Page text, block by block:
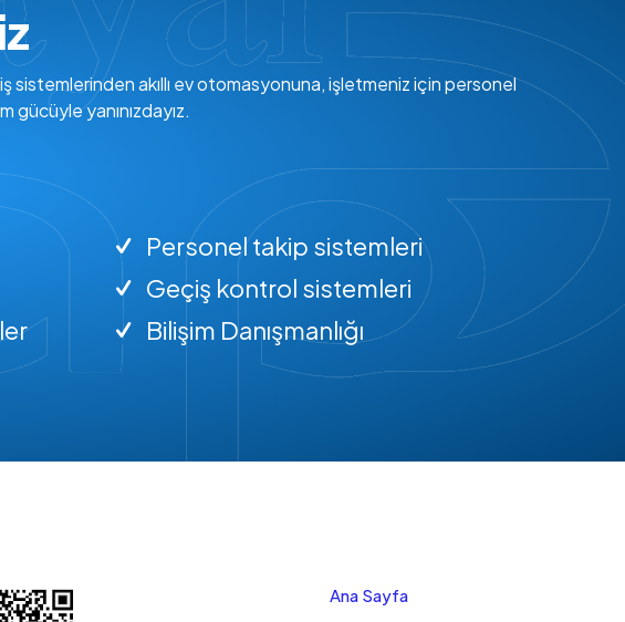
sistemlerinden akıllı ev otomasyonuna, işletmeniz için personel
gücüyle yanınızdayız.
Personel takip sistemleri
Geçiş kontrol sistemleri
Bilişim Danışmanlığı
Ana Sayfa